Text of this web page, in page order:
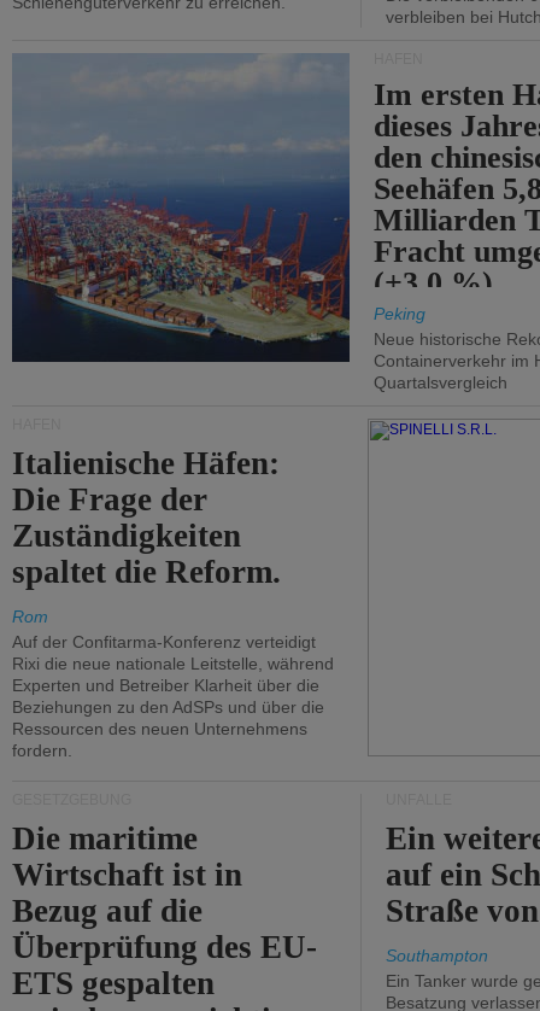
verbleiben bei
Im ersten
dieses
den
Seehäfen
Milliarden
Fracht
(+3,0 %).
Peking
Neue historische
Containerverkehr im
Quartalsvergleich
Italienische Häfen:
Die Frage der
Zuständigkeiten
spaltet die Reform.
Rom
Auf der Confitarma-Konferenz verteidigt
Rixi die neue nationale Leitstelle, während
Experten und Betreiber Klarheit über die
Beziehungen zu den AdSPs und über die
Ressourcen des neuen Unternehmens
fordern.
Die maritime
Wirtschaft ist in
Bezug auf die
Überprüfung des EU-
ETS gespalten
Ein
auf ein
Straße
Southampton
Ein Tanker wurde
Besatzung